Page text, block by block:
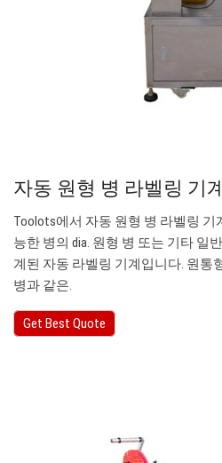
자동 원형 병 라벨링 기
Toolots에서 자동 원형 병 라벨링
능한 병의 dia. 원형 병 또는 기타 일
계된 자동 라벨링 기계입니다. 원통
병과 같은.
Get Best Quote